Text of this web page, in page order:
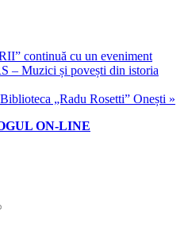
continuă cu un eveniment
– Muzici și povești din istoria
„Radu Rosetti” Onești »
ON-LINE